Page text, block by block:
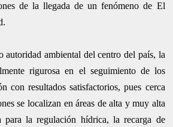
de la llegada de un fenómeno de El
autoridad ambiental del centro del país, la
rigurosa en el seguimiento de los
con resultados satisfactorios, pues cerca
se localizan en áreas de alta y muy alta
para la regulación hídrica, la recarga de